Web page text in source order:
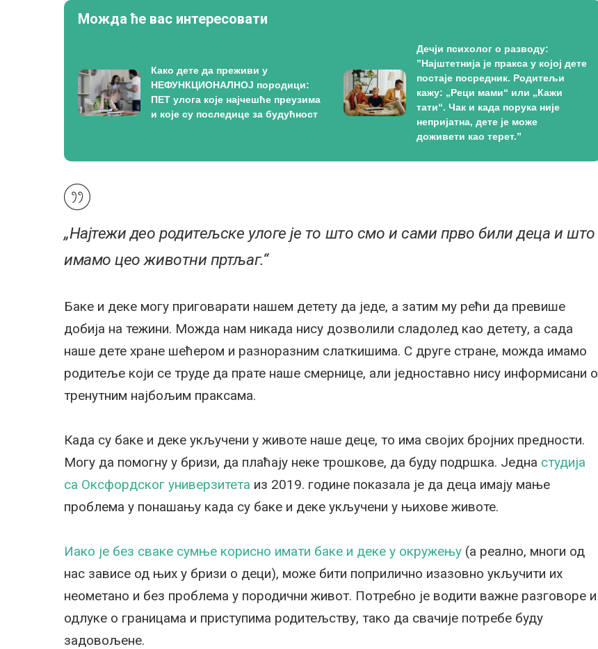
Можда ће вас интересовати
Како дете да преживи у
НЕФУНКЦИОНАЛНОЈ породици:
ПЕТ улога које најчешће преузима
и које су последице за будућност
Дечји психолог о разводу:
”Најштетнија је пракса у којој дете
постаје посредник. Родитељи
кажу: „Реци мами“ или „Кажи
тати“. Чак и када порука није
непријатна, дете је може
доживети као терет.”
„Најтежи део родитељске улоге је то што смо и сами прво били деца и што
имамо цео животни пртљаг.“
Баке и деке могу приговарати нашем детету да једе, а затим му рећи да превише
добија на тежини. Можда нам никада нису дозволили сладолед као детету, а сада
наше дете хране шећером и разноразним слаткишима. С друге стране, можда имамо
родитеље који се труде да прате наше смернице, али једноставно нису информисани о
тренутним најбољим праксама.
Када су баке и деке укључени у животе наше деце, то има својих бројних предности.
Могу да помогну у бризи, да плаћају неке трошкове, да буду подршка. Једна студија
са Оксфордског универзитета из 2019. године показала је да деца имају мање
проблема у понашању када су баке и деке укључени у њихове животе.
Иако је без сваке сумње корисно имати баке и деке у окружењу (а реално, многи од
нас зависе од њих у бризи о деци), може бити поприлично изазовно укључити их
неометано и без проблема у породични живот. Потребно је водити важне разговоре и
одлуке о границама и приступима родитељству, тако да свачије потребе буду
задовољене.